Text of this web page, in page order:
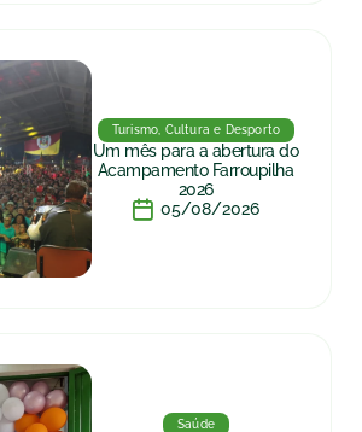
Turismo, Cultura e Desporto
Um mês para a abertura do
Acampamento Farroupilha
2026
05/08/2026
Saúde